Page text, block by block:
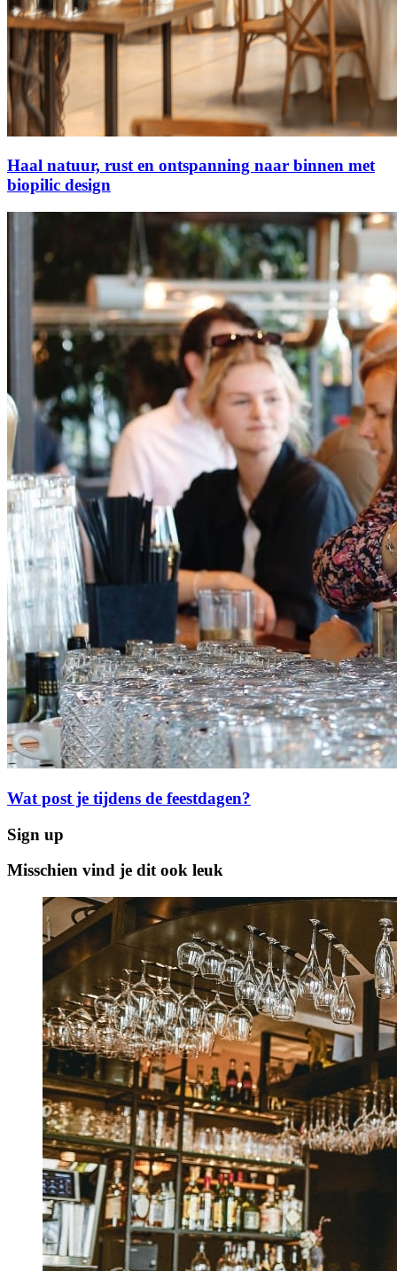
Haal natuur, rust en ontspanning naar binnen met
biopilic design
Wat post je tijdens de feestdagen?
Sign up
Misschien vind je dit ook leuk